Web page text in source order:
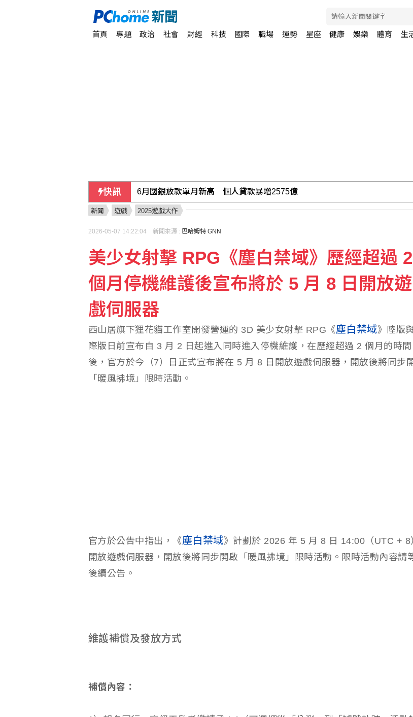
首頁 專題 政治 社會 財經 科技 國際 職場 運勢 星座 健康 娛樂 體育 生
快訊 6月國銀放款單月新高 個人貸款暴增2575億
民俗月不怕阿飄作祟 6張神明卡護佑平安
新聞 遊戲 2025遊戲大作
2026-05-07 14:22:04 新聞來源 : 巴哈姆特 GNN
美少女射擊 RPG《塵白禁域》歷經超過 2
個月停機維護後宣布將於 5 月 8 日開放遊
戲伺服器
西山居旗下狸花貓工作室開發營運的 3D 美少女射擊 RPG《塵白禁域》陸版
際版日前宣布自 3 月 2 日起進入同時進入停機維護，在歷經超過 2 個月的時間
後，官方於今（7）日正式宣布將在 5 月 8 日開放遊戲伺服器，開放後將同步
「暖風拂境」限時活動。
官方於公告中指出，《塵白禁域》計劃於 2026 年 5 月 8 日 14:00（UTC + 8
開放遊戲伺服器，開放後將同步開啟「暖風拂境」限時活動。限時活動內容請
後續公告。
維護補償及發放方式
補償內容：